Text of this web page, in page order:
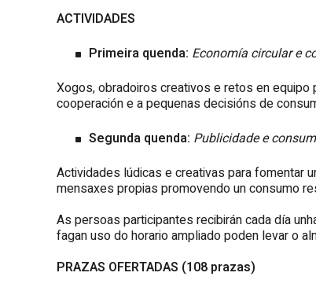
ACTIVIDADES
Primeira quenda: Economía circular e
Xogos, obradoiros creativos e retos en equipo
cooperación e a pequenas decisións de
Segunda quenda: Publicidade e
Actividades lúdicas e creativas para fomentar
mensaxes propias promovendo un consumo
As persoas participantes recibirán cada día
fagan uso do horario ampliado poden levar o
PRAZAS OFERTADAS (108 prazas)